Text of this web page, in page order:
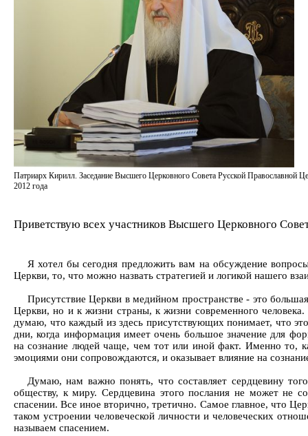
Патриарх Кирилл. Заседание Высшего Церковного Совета Русской Православной
2012 года
Приветствую всех участников Высшего Церковного
Я хотел бы сегодня предложить вам на обсуждение
Церкви, то, что можно назвать стратегией и логикой нашего
Присутствие Церкви в медийном пространстве - это
Церкви, но и к жизни страны, к жизни современного
думаю, что каждый из здесь присутствующих понимает, что
дни, когда информация имеет очень большое значение для
на сознание людей чаще, чем тот или иной факт. Именно то,
эмоциями они сопровождаются, и оказывает влияние на
Думаю, нам важно понять, что составляет сердцевину
обществу, к миру. Сердцевина этого послания не может не
спасении. Все иное вторично, третично. Самое главное, что
таком устроении человеческой личности и человеческих
называем спасением.